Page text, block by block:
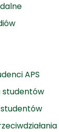
APS
studentów